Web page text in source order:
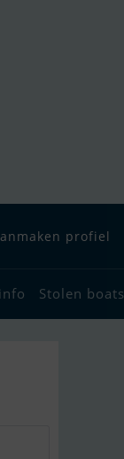
profiel
Stolen boats